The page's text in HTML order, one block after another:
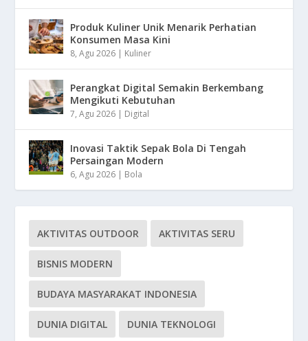
Produk Kuliner Unik Menarik Perhatian
Konsumen Masa Kini
8, Agu 2026 Kuliner
Perangkat Digital Semakin Berkembang
Mengikuti Kebutuhan
7, Agu 2026 Digital
Inovasi Taktik Sepak Bola Di Tengah
Persaingan Modern
6, Agu 2026 Bola
AKTIVITAS OUTDOOR AKTIVITAS SERU
BISNIS MODERN
BUDAYA MASYARAKAT INDONESIA
DUNIA DIGITAL DUNIA TEKNOLOGI